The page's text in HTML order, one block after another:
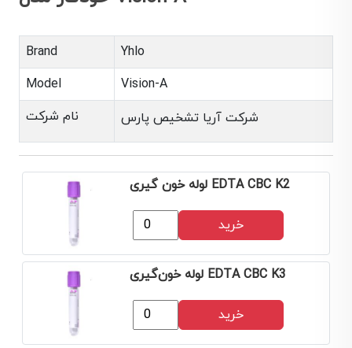
Brand
Yhlo
Model
Vision-A
نام شرکت
شرکت آریا تشخیص پارس
لوله خون‌ گیری EDTA CBC K2
خرید
لوله خون‌‌گیری EDTA CBC K3
خرید